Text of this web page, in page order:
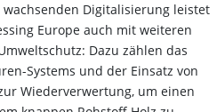
Digitalisierung leistet
Europe auch mit weiteren
Dazu zählen das
Systems und der Einsatz von
Wiederverwertung, um einen